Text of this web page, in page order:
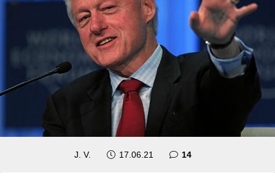
J. V. 17.06.21 14komentara